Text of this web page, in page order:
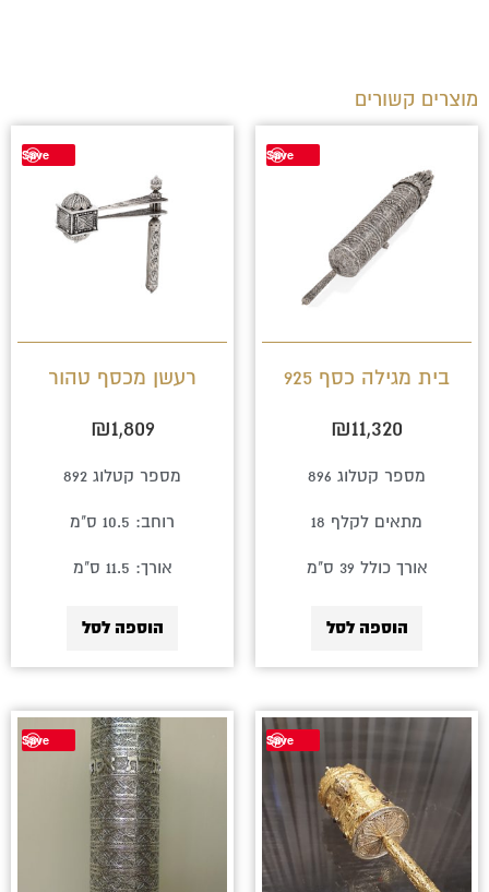
מוצרים קשורים
Save
בית מגילה כסף 925
₪11,320
מספר קטלוג 896
מתאים לקלף 18
אורך כולל 39 ס"מ
הוספה לסל
Save
רעשן מכסף טהור
₪1,809
מספר קטלוג 892
רוחב: 10.5 ס"מ
אורך: 11.5 ס"מ
הוספה לסל
Save
Save